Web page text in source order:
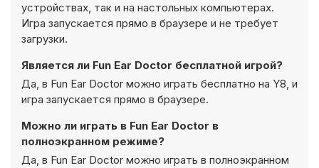
устройствах, так и на настольных компьютерах.
Игра запускается прямо в браузере и не требует
загрузки.
Является ли Fun Ear Doctor бесплатной игрой?
Да, в Fun Ear Doctor можно играть бесплатно на Y8, и
игра запускается прямо в браузере.
Можно ли играть в Fun Ear Doctor в
полноэкранном режиме?
Да, в Fun Ear Doctor можно играть в полноэкранном